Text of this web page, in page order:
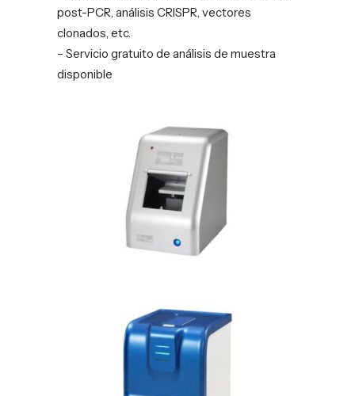
post-PCR, análisis CRISPR, vectores
clonados, etc.
– Servicio gratuito de análisis de muestra
disponible